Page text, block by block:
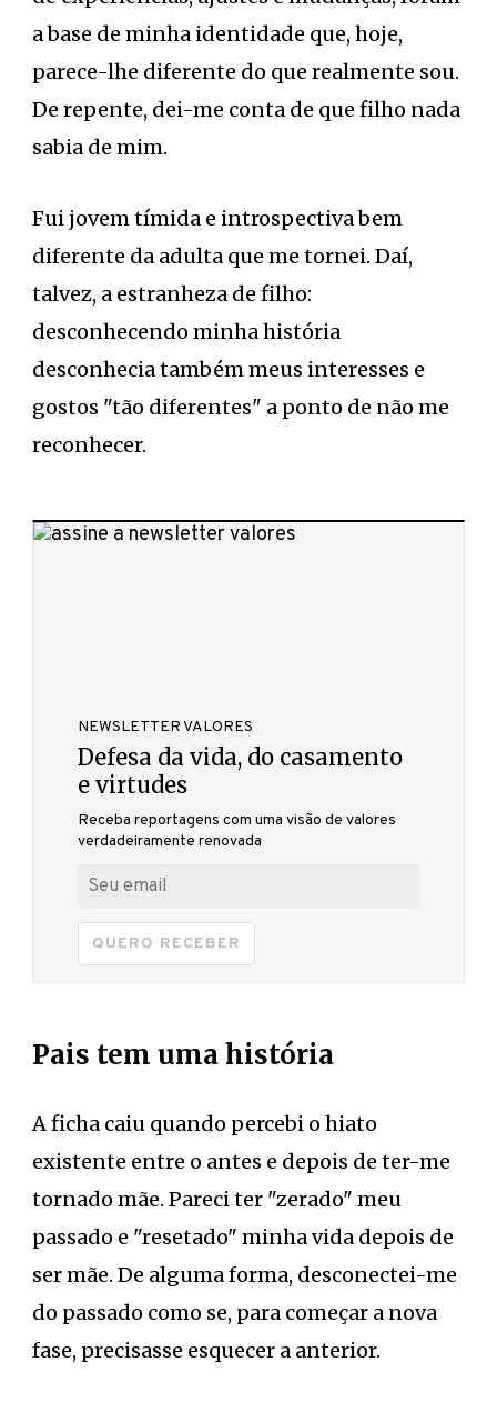
a base de minha identidade que, hoje,
parece-lhe diferente do que realmente sou.
De repente, dei-me conta de que filho nada
sabia de mim.
Fui jovem tímida e introspectiva bem
diferente da adulta que me tornei. Daí,
talvez, a estranheza de filho:
desconhecendo minha história
desconhecia também meus interesses e
gostos "tão diferentes" a ponto de não me
reconhecer.
NEWSLETTER VALORES
Defesa da vida, do casamento
e virtudes
Receba reportagens com uma visão de valores
verdadeiramente renovada
QUERO RECEBER
Pais tem uma história
A ficha caiu quando percebi o hiato
existente entre o antes e depois de ter-me
tornado mãe. Pareci ter "zerado" meu
passado e "resetado" minha vida depois de
ser mãe. De alguma forma, desconectei-me
do passado como se, para começar a nova
fase, precisasse esquecer a anterior.